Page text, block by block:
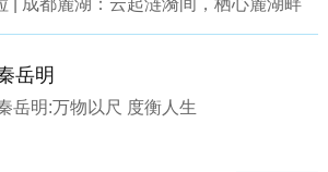
| 成都麓湖：云起涟漪间，栖心麓湖畔
岳明
岳明:万物以尺 度衡人生